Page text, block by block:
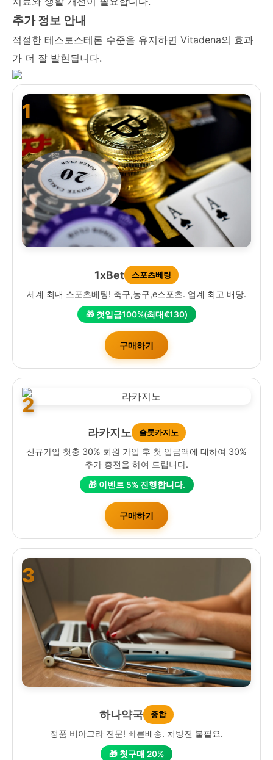
추가 정보 안내
적절한 테스토스테론 수준을 유지하면 Vitadena의 효과
가 더 잘 발현됩니다.
1
1xBet 스포츠베팅
세계 최대 스포츠베팅! 축구,농구,e스포츠. 업계 최고 배당.
🎁 첫입금100%(최대€130)
구매하기
2
라카지노 슬롯카지노
신규가입 첫충 30% 회원 가입 후 첫 입금액에 대하여 30%
추가 충전을 하여 드립니다.
🎁 이벤트 5% 진행합니다.
구매하기
3
하나약국 종합
정품 비아그라 전문! 빠른배송. 처방전 불필요.
🎁 첫구매 20%